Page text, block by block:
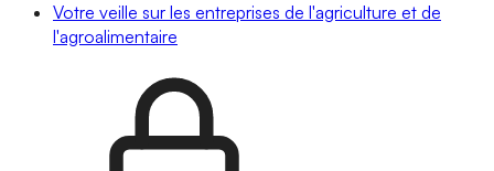
Votre veille sur les entreprises de l'agriculture et de
l'agroalimentaire